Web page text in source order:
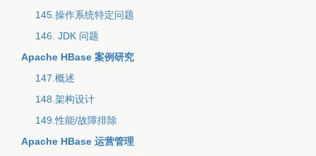
145.操作系统特定问题
146. JDK 问题
Apache HBase 案例研究
147.概述
148.架构设计
149.性能/故障排除
Apache HBase 运营管理